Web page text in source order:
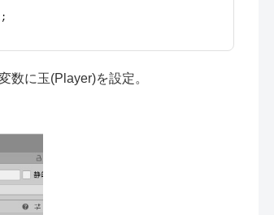
数に玉(Player)を設定。